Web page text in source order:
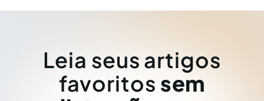
Leia seus artigos
favoritos sem